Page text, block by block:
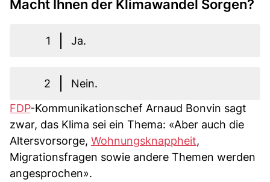
Macht Ihnen der Klimawandel Sorgen?
1 Ja.
2
Nein.
FDP-Kommunikationschef Arnaud Bonvin sagt
zwar, das Klima sei ein Thema: «Aber auch die
Altersvorsorge, Wohnungsknappheit,
Migrationsfragen sowie andere Themen werden
angesprochen».